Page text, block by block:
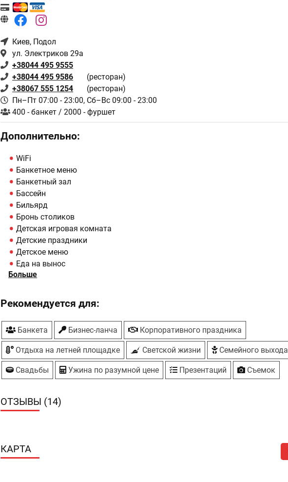
Киев, Подол
ул. Электриков 29а
+38044 495 9555
+38044 495 9586
(ресторан)
+38067 555 1254
(ресторан)
Пн–Пт 07:00 - 23:00, Сб–Вс 09:00 - 23:00
400 - банкет / 2000 - фуршет
Дополнительно:
WiFi
Банкетное меню
Банкетный зал
Бассейн
Бильярд
Бронь столиков
Детская игровая комната
Детские праздники
Детское меню
Еда на вынос
Завтраки
Сауна, Баня
Свадьбы
ТВ-плазмы
Больше
Рекомендуется для:
Банкета Бизнес-ланча Корпоративного праздника
Отдыха на летней площадке Светской жизни Семейного выхода
Свадьбы Ужина по разумной цене Презентаций Съемок
ОТЗЫВЫ (14)
КАРТА